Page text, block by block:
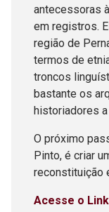
antecessoras
em registros.
região de
termos de
troncos
bastante os
historiadores a
O próximo
Pinto, é criar
reconstituição
Acesse o